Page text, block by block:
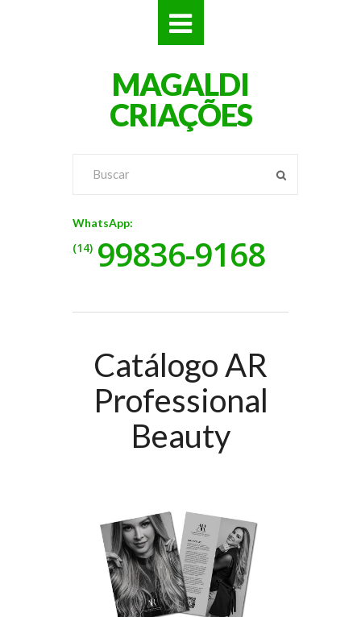
MAGALDI
CRIAÇÕES
WhatsApp:
(14) 99836-9168
Catálogo AR
Professional
Beauty